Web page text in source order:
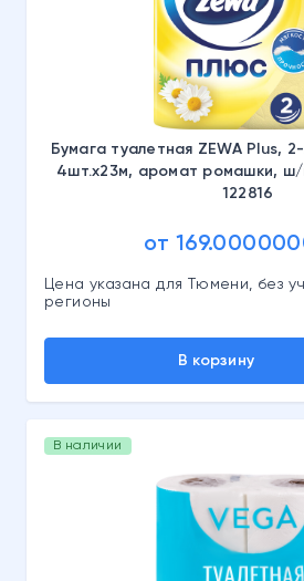
Бумага туалетная ZEWA Plus,
4шт.х23м, аромат ромашки,
122816
от
Цена указана для Тюмени, без
регионы
В корзину
В наличии